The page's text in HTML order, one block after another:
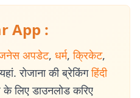
App :
अपडेट, धर्म, क्रिकेट,
रोजाना की ब्रेकिंग हिंदी
लिए डाउनलोड करिए